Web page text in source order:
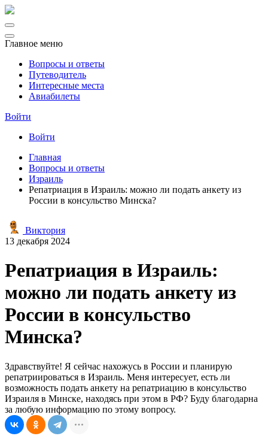
Главное меню
Вопросы и ответы
Путеводитель
Интересные места
Авиабилеты
Войти
Войти
Главная
Вопросы и ответы
Израиль
Репатриация в Израиль: можно ли подать анкету из
России в консульство Минска?
Виктория
13 декабря 2024
Репатриация в Израиль:
можно ли подать анкету из
России в консульство
Минска?
Здравствуйте! Я сейчас нахожусь в России и планирую
репатриироваться в Израиль. Меня интересует, есть ли
возможность подать анкету на репатриацию в консульство
Израиля в Минске, находясь при этом в РФ? Буду благодарна
за любую информацию по этому вопросу.